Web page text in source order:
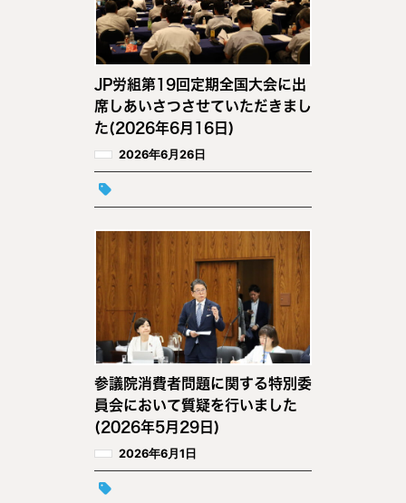
JP労組第19回定期全国大会に出
席しあいさつさせていただきまし
た(2026年6月16日)
2026年6月26日
参議院消費者問題に関する特別委
員会において質疑を行いました
(2026年5月29日)
2026年6月1日